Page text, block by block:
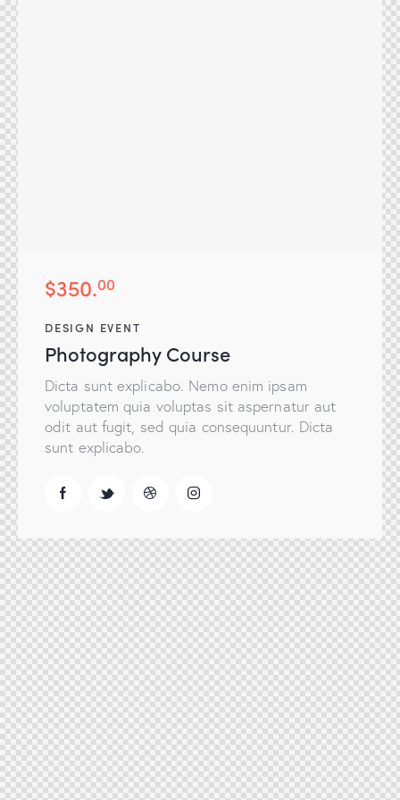
$350.00
DESIGN EVENT
Photography Course
Dicta sunt explicabo. Nemo enim ipsam
voluptatem quia voluptas sit aspernatur aut
odit aut fugit, sed quia consequuntur. Dicta
sunt explicabo.